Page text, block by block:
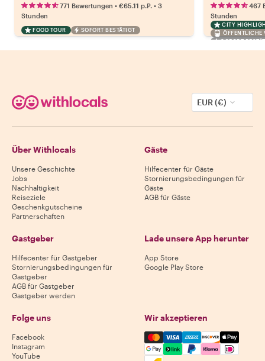
771 Bewertungen • €65.11 p.P. • 3
Stunden
FOOD TOUR SOFORT BESTÄTIGT
467
Stunden
CITY
ÖFFENTLICHE
SOFORT
EUR (€)
Über Withlocals
Unsere Geschichte
Jobs
Nachhaltigkeit
Reiseziele
Geschenkgutscheine
Partnerschaften
Gäste
Hilfecenter für Gäste
Stornierungsbedingungen für
Gäste
AGB für Gäste
Gastgeber
Hilfecenter für Gastgeber
Stornierungsbedingungen für
Gastgeber
AGB für Gastgeber
Gastgeber werden
Lade unsere App herunter
App Store
Google Play Store
Folge uns
Facebook
Instagram
YouTube
Wir akzeptieren
Mastercard, Visa, Amex,